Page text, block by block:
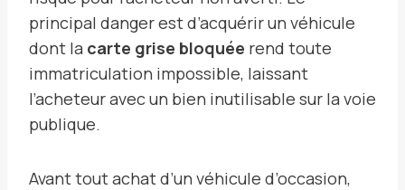
principal danger est d’acquérir un véhicule
dont la carte grise bloquée rend toute
immatriculation impossible, laissant
l’acheteur avec un bien inutilisable sur la voie
publique.
Avant tout achat d’un véhicule d’occasion,